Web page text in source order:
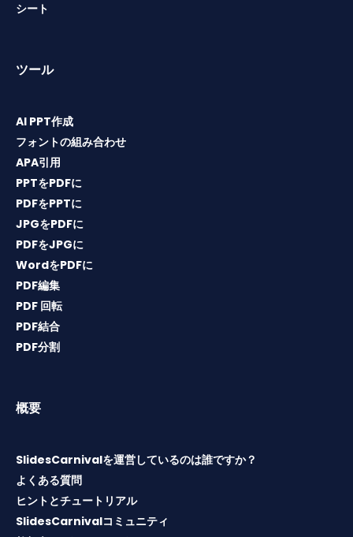
シート
ツール
AI PPT作成
フォントの組み合わせ
APA引用
PPTをPDFに
PDFをPPTに
JPGをPDFに
PDFをJPGに
WordをPDFに
PDF編集
PDF 回転
PDF結合
PDF分割
概要
SlidesCarnivalを運営しているのは誰ですか？
よくある質問
ヒントとチュートリアル
SlidesCarnivalコミュニティ